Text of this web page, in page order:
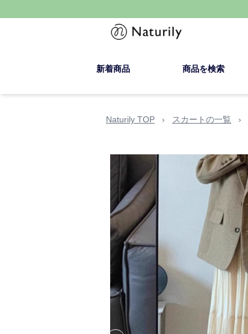
新着商品 商品を検索
Naturily TOP › スカートの一覧 ›